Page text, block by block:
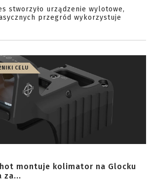
stworzyło urządzenie wylotowe,
przegród wykorzystuje
CELU
montuje kolimator na Glocku
za...